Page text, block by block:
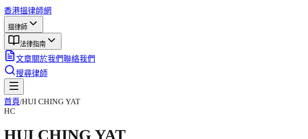
香港搵律師網
搵律師
法律指南
文章關於我們聯絡我們
搜尋律師
首頁/HUI CHING YAT
HC
HUI CHING YAT